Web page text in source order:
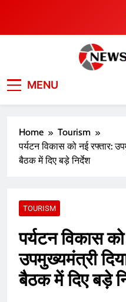
content
MENU
Home
Tourism
पर्यटन विकास को नई रफ्तार:
बैठक में दिए बड़े निर्देश
TOURISM
पर्यटन विकास
उपमुख्यमंत्री
बैठक में दिए बड़े